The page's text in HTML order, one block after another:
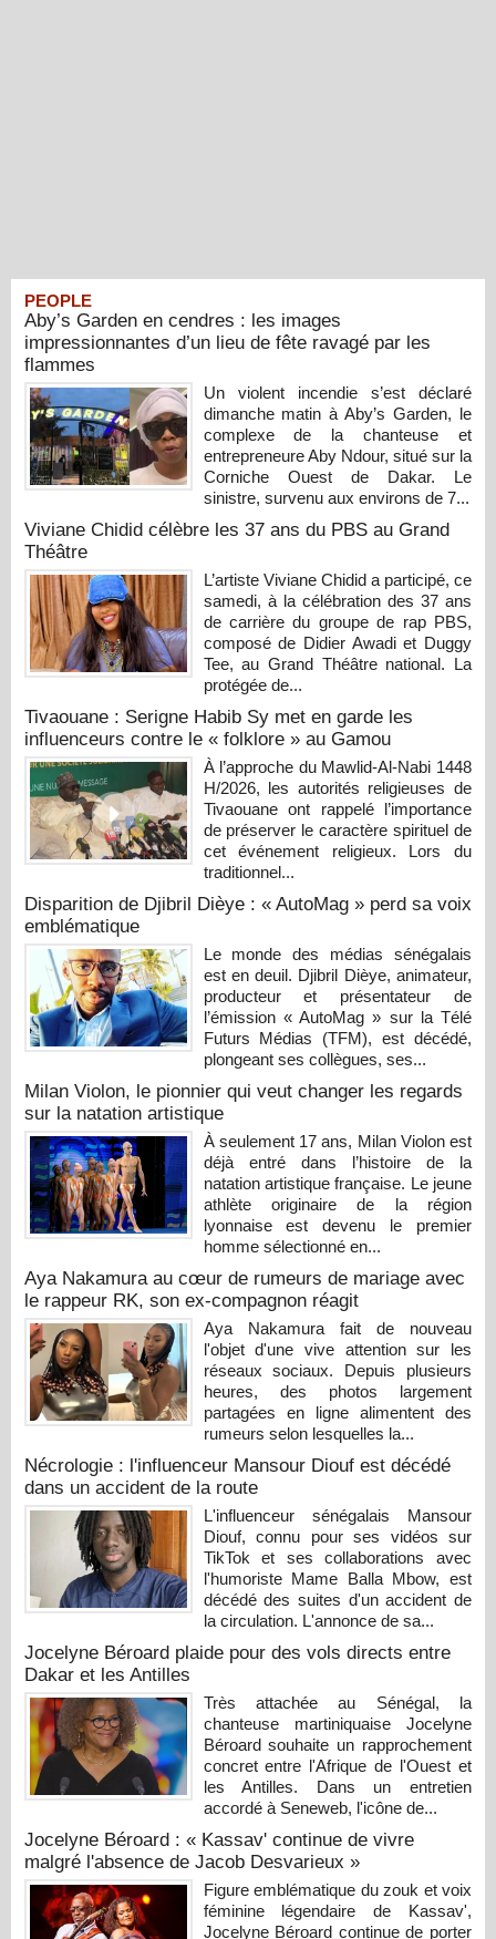
PEOPLE
Aby’s Garden en cendres : les images
impressionnantes d’un lieu de fête ravagé par les
flammes
Un violent incendie s’est déclaré
dimanche matin à Aby’s Garden, le
complexe de la chanteuse et
entrepreneure Aby Ndour, situé sur la
Corniche Ouest de Dakar. Le
sinistre, survenu aux environs de 7...
Viviane Chidid célèbre les 37 ans du PBS au Grand
Théâtre
L’artiste Viviane Chidid a participé, ce
samedi, à la célébration des 37 ans
de carrière du groupe de rap PBS,
composé de Didier Awadi et Duggy
Tee, au Grand Théâtre national. La
protégée de...
Tivaouane : Serigne Habib Sy met en garde les
influenceurs contre le « folklore » au Gamou
À l’approche du Mawlid-Al-Nabi 1448
H/2026, les autorités religieuses de
Tivaouane ont rappelé l’importance
de préserver le caractère spirituel de
cet événement religieux. Lors du
traditionnel...
Disparition de Djibril Dièye : « AutoMag » perd sa voix
emblématique
Le monde des médias sénégalais
est en deuil. Djibril Dièye, animateur,
producteur et présentateur de
l’émission « AutoMag » sur la Télé
Futurs Médias (TFM), est décédé,
plongeant ses collègues, ses...
Milan Violon, le pionnier qui veut changer les regards
sur la natation artistique
À seulement 17 ans, Milan Violon est
déjà entré dans l’histoire de la
natation artistique française. Le jeune
athlète originaire de la région
lyonnaise est devenu le premier
homme sélectionné en...
Aya Nakamura au cœur de rumeurs de mariage avec
le rappeur RK, son ex-compagnon réagit
Aya Nakamura fait de nouveau
l'objet d'une vive attention sur les
réseaux sociaux. Depuis plusieurs
heures, des photos largement
partagées en ligne alimentent des
rumeurs selon lesquelles la...
Nécrologie : l'influenceur Mansour Diouf est décédé
dans un accident de la route
L'influenceur sénégalais Mansour
Diouf, connu pour ses vidéos sur
TikTok et ses collaborations avec
l'humoriste Mame Balla Mbow, est
décédé des suites d'un accident de
la circulation. L'annonce de sa...
Jocelyne Béroard plaide pour des vols directs entre
Dakar et les Antilles
Très attachée au Sénégal, la
chanteuse martiniquaise Jocelyne
Béroard souhaite un rapprochement
concret entre l'Afrique de l'Ouest et
les Antilles. Dans un entretien
accordé à Seneweb, l'icône de...
Jocelyne Béroard : « Kassav' continue de vivre
malgré l'absence de Jacob Desvarieux »
Figure emblématique du zouk et voix
féminine légendaire de Kassav',
Jocelyne Béroard continue de porter